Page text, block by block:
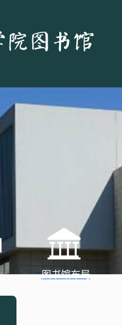
图书馆布局